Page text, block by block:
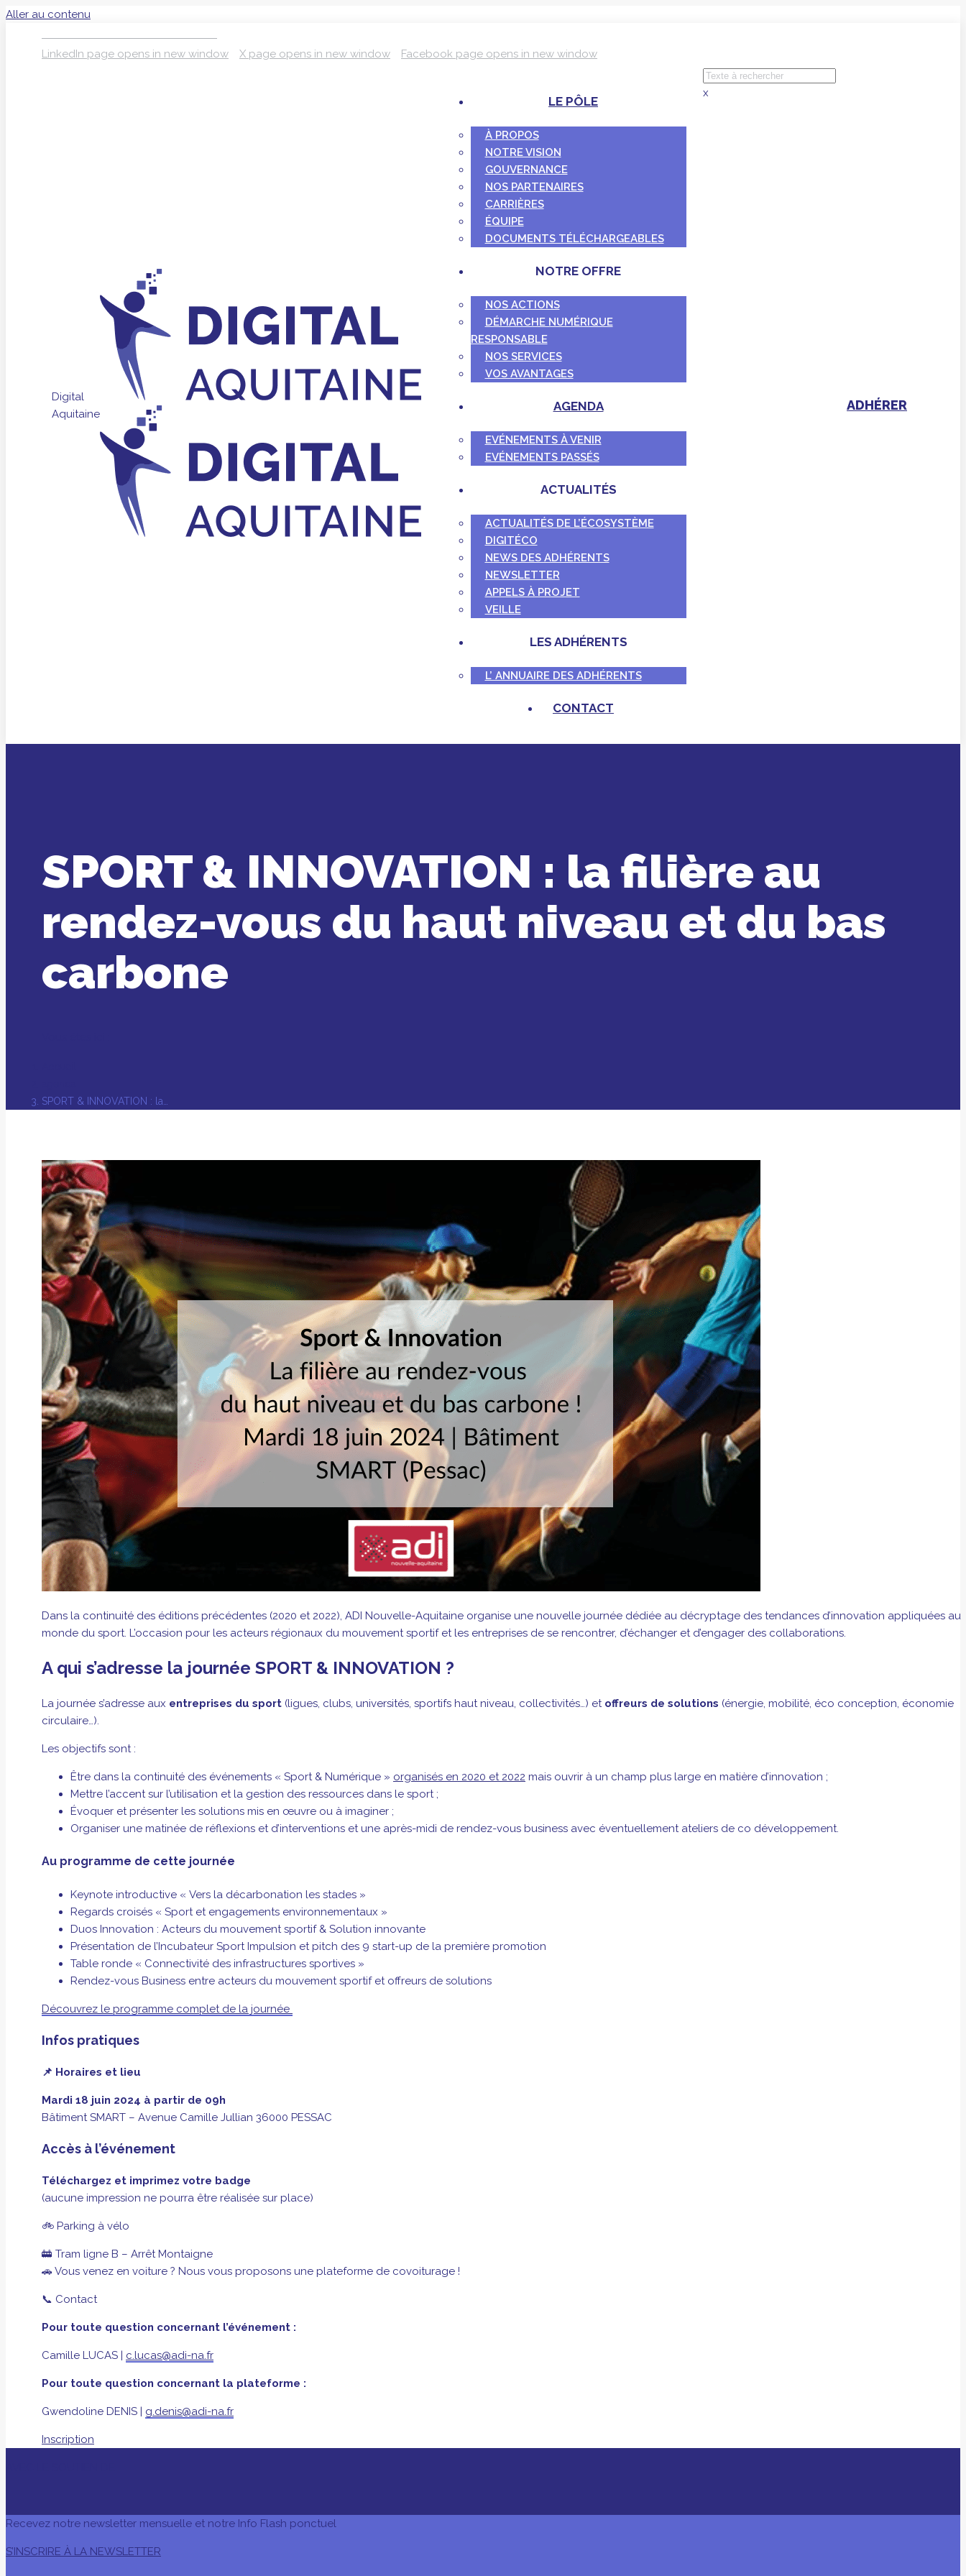
Aller au contenu
LinkedIn page opens in new window X page opens in new window Facebook page opens in new window
Digital
Aquitaine
LE PÔLE
À PROPOS
NOTRE VISION
GOUVERNANCE
NOS PARTENAIRES
CARRIÈRES
ÉQUIPE
DOCUMENTS TÉLÉCHARGEABLES
NOTRE OFFRE
NOS ACTIONS
DÉMARCHE NUMÉRIQUE
RESPONSABLE
NOS SERVICES
VOS AVANTAGES
AGENDA
EVÉNEMENTS À VENIR
EVÉNEMENTS PASSÉS
ACTUALITÉS
ACTUALITÉS DE L’ÉCOSYSTÈME
DIGITÉCO
NEWS DES ADHÉRENTS
NEWSLETTER
APPELS À PROJET
VEILLE
LES ADHÉRENTS
L’ ANNUAIRE DES ADHÉRENTS
CONTACT
x
ADHÉRER
SPORT & INNOVATION : la filière au
rendez-vous du haut niveau et du bas
carbone
SPORT & INNOVATION : la…
Dans la continuité des éditions précédentes (2020 et 2022), ADI Nouvelle-Aquitaine organise une nouvelle journée dédiée au décryptage des tendances d’innovation appliquées au
monde du sport. L’occasion pour les acteurs régionaux du mouvement sportif et les entreprises de se rencontrer, d’échanger et d’engager des collaborations.
A qui s’adresse la journée SPORT & INNOVATION ?
La journée s’adresse aux entreprises du sport (ligues, clubs, universités, sportifs haut niveau, collectivités…) et offreurs de solutions (énergie, mobilité, éco conception, économie
circulaire…).
Les objectifs sont :
Être dans la continuité des événements « Sport & Numérique » organisés en 2020 et 2022 mais ouvrir à un champ plus large en matière d’innovation ;
Mettre l’accent sur l’utilisation et la gestion des ressources dans le sport ;
Évoquer et présenter les solutions mis en œuvre ou à imaginer ;
Organiser une matinée de réflexions et d’interventions et une après-midi de rendez-vous business avec éventuellement ateliers de co développement.
Au programme de cette journée
Keynote introductive « Vers la décarbonation les stades »
Regards croisés « Sport et engagements environnementaux »
Duos Innovation : Acteurs du mouvement sportif & Solution innovante
Présentation de l’Incubateur Sport Impulsion et pitch des 9 start-up de la première promotion
Table ronde « Connectivité des infrastructures sportives »
Rendez-vous Business entre acteurs du mouvement sportif et offreurs de solutions
Découvrez le programme complet de la journée
Infos pratiques
📌 Horaires et lieu
Mardi 18 juin 2024 à partir de 09h
Bâtiment SMART – Avenue Camille Jullian 36000 PESSAC
Accès à l’événement
Téléchargez et imprimez votre badge
(aucune impression ne pourra être réalisée sur place)
🚲 Parking à vélo
🚋 Tram ligne B – Arrêt Montaigne
🚗 Vous venez en voiture ? Nous vous proposons une plateforme de covoiturage !
📞 Contact
Pour toute question concernant l’événement :
Camille LUCAS | c.lucas@adi-na.fr
Pour toute question concernant la plateforme :
Gwendoline DENIS | g.denis@adi-na.fr
Inscription
Recevez notre newsletter mensuelle et notre Info Flash ponctuel
S’INSCRIRE À LA NEWSLETTER